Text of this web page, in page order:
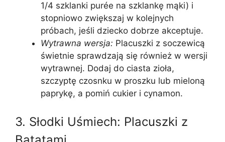
1/4 szklanki purée na szklankę mąki) i
stopniowo zwiększaj w kolejnych
próbach, jeśli dziecko dobrze akceptuje.
Wytrawna wersja: Placuszki z soczewicą
świetnie sprawdzają się również w wersji
wytrawnej. Dodaj do ciasta zioła,
szczyptę czosnku w proszku lub mieloną
paprykę, a pomiń cukier i cynamon.
3. Słodki Uśmiech: Placuszki z